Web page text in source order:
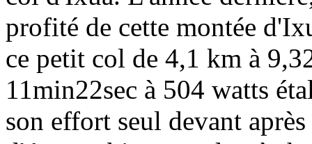
profité de cette montée
ce petit col de 4,1 km à
11min22sec à 504 watts
son effort seul devant